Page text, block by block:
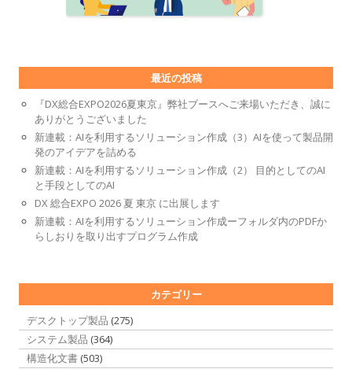
最近の投稿
『DX総合EXPO2026夏東京』弊社ブースへご来場いただき、誠に
ありがとうございました
新連載：AIを利用するソリューション作成（3）AIを使って製品開
発のアイデアを詰める
新連載：AIを利用するソリューション作成（2） 目的としてのAI
と手段としてのAI
DX 総合EXPO 2026 夏 東京 に出展します
新連載：AIを利用するソリューション作成ーフォルダ内のPDFか
らしおりを取り出すプログラム作成
カテゴリー
デスクトップ製品 (275)
システム製品 (364)
構造化文書 (503)